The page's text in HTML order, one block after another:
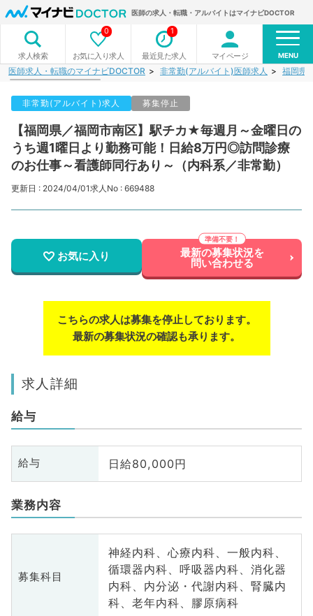
医師の求人・転職・アルバイトはマイナビDOCTOR
求人検索 お気に入り求人
0
最近見た求人
1
マイページ MENU
医師求人・転職のマイナビDOCTOR 非常勤(アルバイト)医師求人 福岡県
非常勤(アルバイト)求人 募集停止
【福岡県／福岡市南区】駅チカ★毎週月～金曜日の
うち週1曜日より勤務可能！日給8万円◎訪問診療
のお仕事～看護師同行あり～（内科系／非常勤）
更新日 : 2024/04/01求人No : 669488
お気に入り 最新の募集状況を
問い合わせる
こちらの求人は募集を停止しております。
最新の募集状況の確認も承ります。
求人詳細
給与
給与 日給80,000円
業務内容
募集科目
神経内科、心療内科、一般内科、
循環器内科、呼吸器内科、消化器
内科、内分泌・代謝内科、腎臓内
科、老年内科、膠原病科